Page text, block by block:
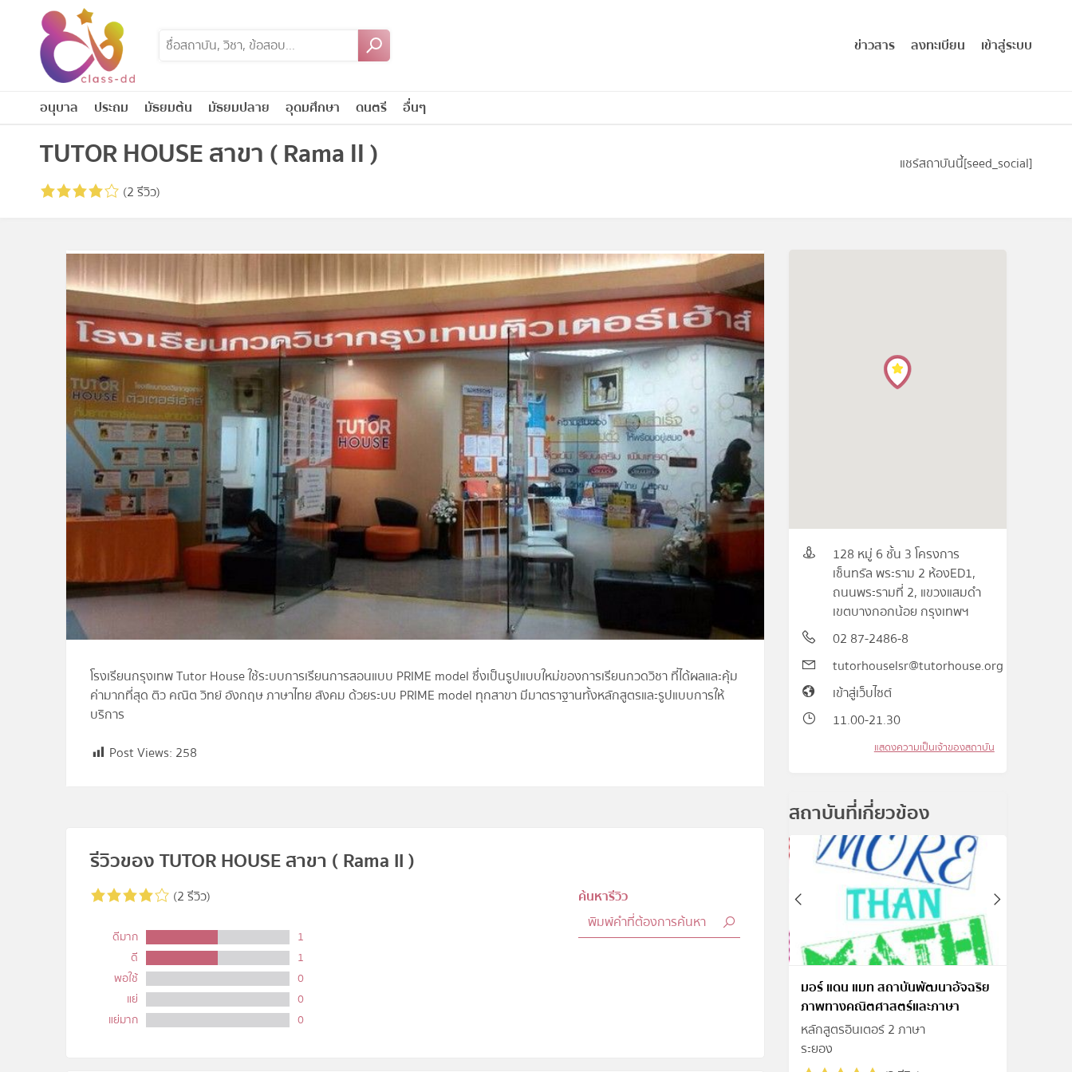
content
ข่าวสาร ลงทะเบียน เข้าสู่ระบบ
อนุบาล ประถม มัธยมต้น มัธยมปลาย อุดมศึกษา ดนตรี อื่นๆ
TUTOR HOUSE สาขา ( Rama II )
(2 รีวิว)
แชร์สถาบันนี้[seed_social]
โรงเรียนกรุงเทพ Tutor House ใช้ระบบการเรียนการสอนแบบ PRIME model ซึ่งเป็นรูปแบบใหม่ของการเรียนกวดวิชา ที่ได้ผลและคุ้ม
ค่ามากที่สุด ติว คณิต วิทย์ อังกฤษ ภาษาไทย สังคม ด้วยระบบ PRIME model ทุกสาขา มีมาตราฐานทั้งหลักสูตรและรูปแบบการให้
บริการ
Post Views: 258
รีวิวของ TUTOR HOUSE สาขา ( Rama II )
(2 รีวิว)
ดีมาก
1
ดี
1
พอใช้
0
แย่
0
แย่มาก
0
ค้นหารีวิว
128 หมู่ 6 ชั้น 3 โครงการ
เซ็นทรัล พระราม 2 ห้องED1,
ถนนพระรามที่ 2, แขวงแสมดำ
เขตบางกอกน้อย กรุงเทพฯ
02 87-2486-8
tutorhouselsr@tutorhouse.org
เข้าสู่เว็บไซต์
11.00-21.30
แสดงความเป็นเจ้าของสถาบัน
สถาบันที่เกี่ยวข้อง
มอร์ แดน แมท สถาบันพัฒนาอัจฉริย
ภาพทางคณิตศาสตร์และภาษา
หลักสูตรอินเตอร์ 2 ภาษา
ระยอง